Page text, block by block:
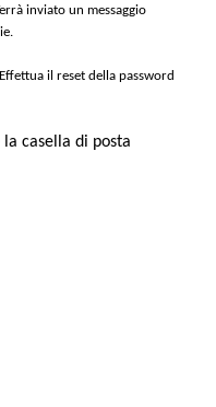
inviato un messaggio
il reset della password
casella di posta